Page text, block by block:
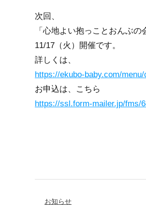
次回、
「心地よい抱っことおんぶの
11/17（火）開催です。
詳しくは、
https://ekubo-baby.com/
お申込は、こちら
https://ssl.form-mailer.jp/fms/
お知らせ